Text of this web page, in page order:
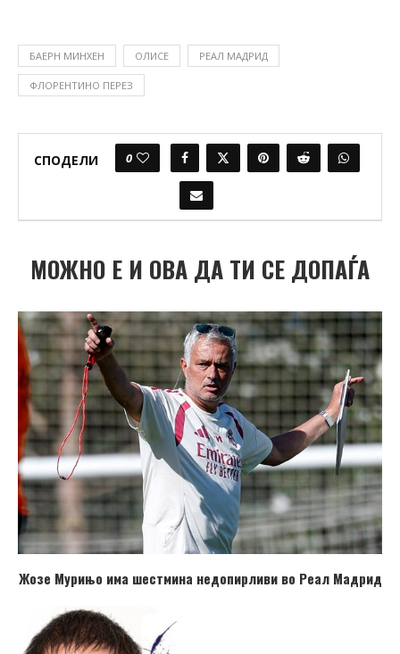
БАЕРН МИНХЕН ОЛИСЕ РЕАЛ МАДРИД
ФЛОРЕНТИНО ПЕРЕЗ
СПОДЕЛИ 0
МОЖНО Е И ОВА ДА ТИ СЕ ДОПАЃА
Жозе Мурињо има шестмина недопирливи во Реал Мадрид